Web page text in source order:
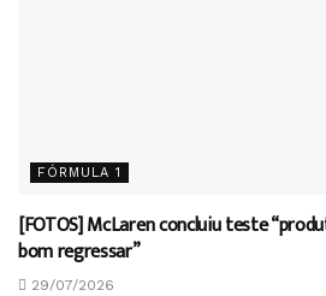
FÓRMULA 1
[FOTOS] McLaren concluiu teste
bom regressar”
29/07/2026